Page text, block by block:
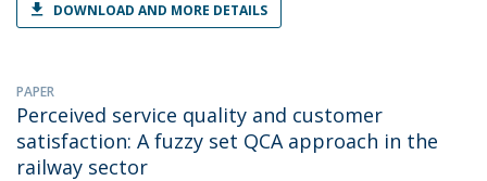
DOWNLOAD AND MORE DETAILS
PAPER
Perceived service quality and customer
satisfaction: A fuzzy set QCA approach in the
railway sector